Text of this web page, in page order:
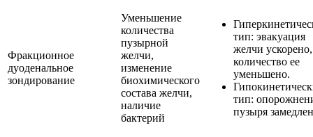
Фракционное
дуоденальное
зондирование
Уменьшение
количества
пузырной
желчи,
изменение
биохимического
состава желчи,
наличие
бактерий
тип: эвакуация
желчи ускорено,
количество ее
уменьшено.
тип:
пузыря